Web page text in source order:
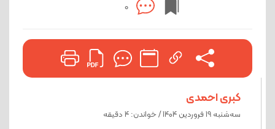
0
کبری احمدی
ﺳﻪشنبه 19 فروردین 1404 / خواندن: 4 دقیقه